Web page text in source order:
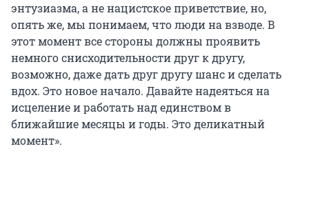
энтузиазма, а не нацистское приветствие, но,
опять же, мы понимаем, что люди на взводе. В
этот момент все стороны должны проявить
немного снисходительности друг к другу,
возможно, даже дать друг другу шанс и сделать
вдох. Это новое начало. Давайте надеяться на
исцеление и работать над единством в
ближайшие месяцы и годы. Это деликатный
момент».